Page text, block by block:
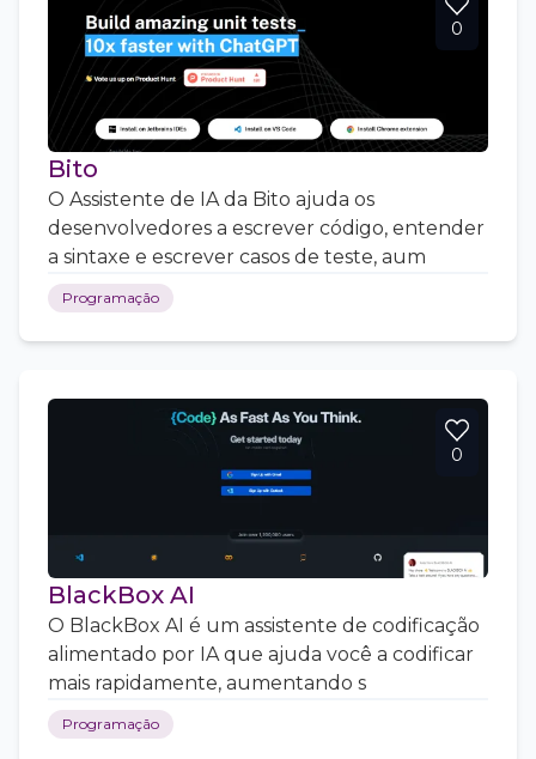
0
Bito
O Assistente de IA da Bito ajuda os
desenvolvedores a escrever código, entender
a sintaxe e escrever casos de teste, aum
Programação
0
BlackBox AI
O BlackBox AI é um assistente de codificação
alimentado por IA que ajuda você a codificar
mais rapidamente, aumentando s
Programação